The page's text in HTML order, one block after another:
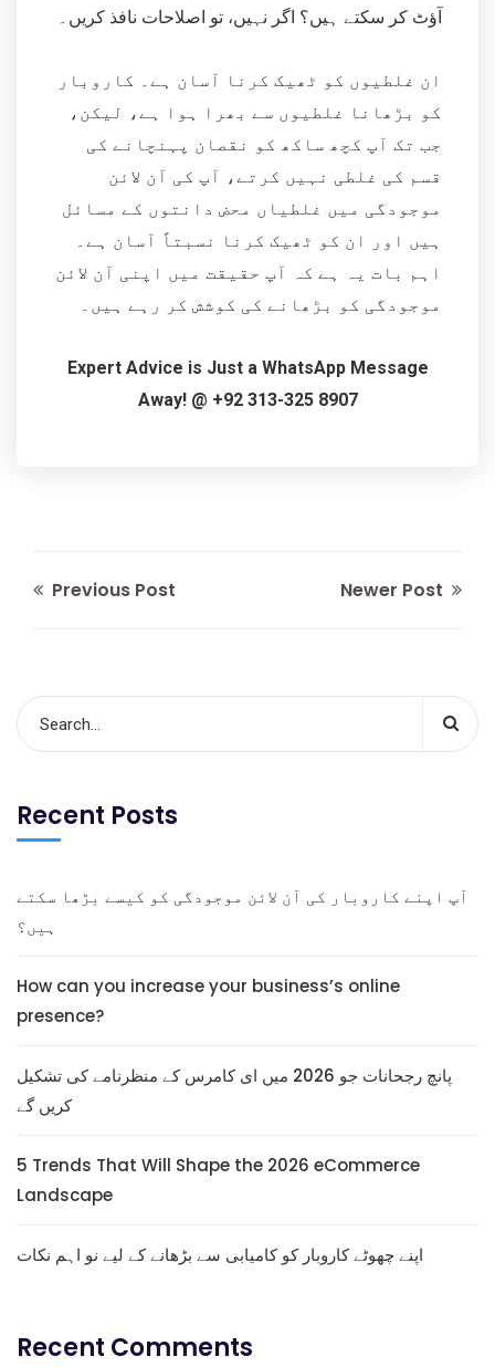
آؤٹ کر سکتے ہیں؟ اگر نہیں، تو اصلاحات نافذ کریں۔
ان غلطیوں کو ٹھیک کرنا آسان ہے۔ کاروبار
کو بڑھانا غلطیوں سے بھرا ہوا ہے، لیکن،
جب تک آپ کچھ ساکھ کو نقصان پہنچانے کی
قسم کی غلطی نہیں کرتے، آپ کی آن لائن
موجودگی میں غلطیاں محض دانتوں کے مسائل
ہیں اور ان کو ٹھیک کرنا نسبتاً آسان ہے۔
اہم بات یہ ہے کہ آپ حقیقت میں اپنی آن لائن
موجودگی کو بڑھانے کی کوشش کر رہے ہیں۔
Expert Advice is Just a WhatsApp Message
Away! @ +92 313-325 8907
Previous Post Newer Post
Recent Posts
آپ اپنے کاروبار کی آن لائن موجودگی کو کیسے بڑھا سکتے
ہیں؟
How can you increase your business’s online
presence?
پانچ رجحانات جو 2026 میں ای کامرس کے منظرنامے کی تشکیل
کریں گے
5 Trends That Will Shape the 2026 eCommerce
Landscape
اپنے چھوٹے کاروبار کو کامیابی سے بڑھانے کے لیے نو اہم نکات
Recent Comments